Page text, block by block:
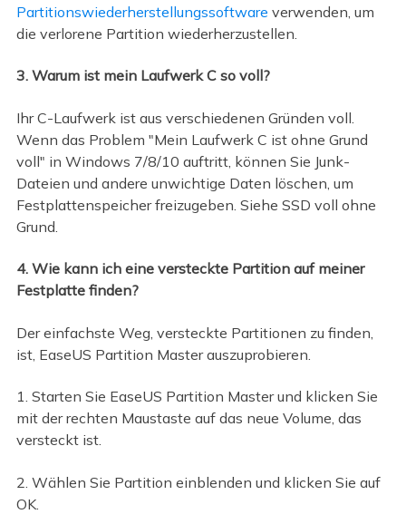
Partitionswiederherstellungssoftware verwenden, um
die verlorene Partition wiederherzustellen.
3. Warum ist mein Laufwerk C so voll?
Ihr C-Laufwerk ist aus verschiedenen Gründen voll.
Wenn das Problem "Mein Laufwerk C ist ohne Grund
voll" in Windows 7/8/10 auftritt, können Sie Junk-
Dateien und andere unwichtige Daten löschen, um
Festplattenspeicher freizugeben. Siehe SSD voll ohne
Grund.
4. Wie kann ich eine versteckte Partition auf meiner
Festplatte finden?
Der einfachste Weg, versteckte Partitionen zu finden,
ist, EaseUS Partition Master auszuprobieren.
1. Starten Sie EaseUS Partition Master und klicken Sie
mit der rechten Maustaste auf das neue Volume, das
versteckt ist.
2. Wählen Sie Partition einblenden und klicken Sie auf
OK.